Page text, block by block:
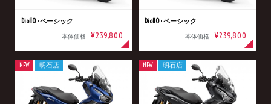
Dio110･ベーシック
本体価格 ¥239,800
Dio110･ベーシック
本体価格 ¥239,800
NEW 明石店 NEW 明石店